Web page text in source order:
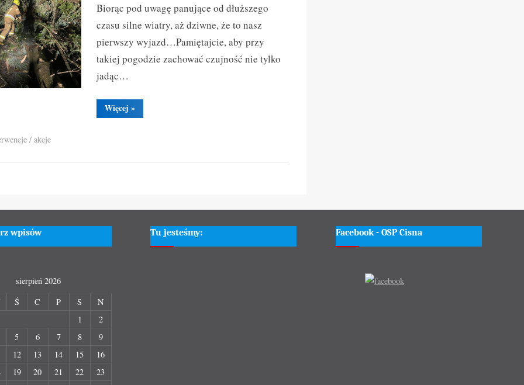
Biorąc pod uwagę panujące od dłuższego
czasu silne wiatry, aż dziwne, że to nasz
pierwszy wyjazd…Pamiętajcie, aby przy
takiej pogodzie zachować czujność nie tylko
jadąc…
Więcej“Nasz
pierwszy
»
/ akcje
wpisów
sierpień 2026
Ś C P S
N
1
2
5 6 7 8
9
12 13 14 15
16
19 20 21 22
23
Tu jesteśmy: Facebook - OSP Cisna